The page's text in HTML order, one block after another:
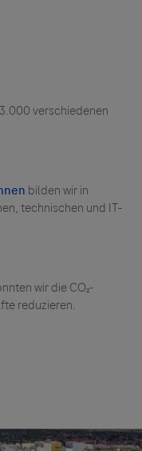
verschiedenen
wir die CO₂-
reduzieren.
bilden wir in
technischen und IT-